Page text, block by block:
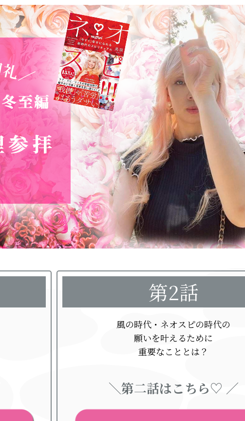
第2話
風の時代・ネオスピの時代の
願いを叶えるために
重要なこととは？
＼第二話はこちら♡ ／